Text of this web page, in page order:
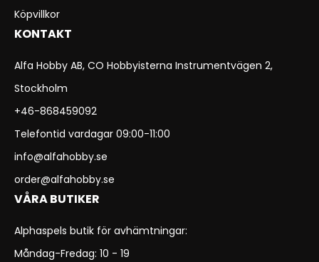
Köpvillkor
KONTAKT
Alfa Hobby AB, CO Hobbyisterna Instrumentvägen 2,
Stockholm
+46-868459092
Telefontid vardagar 09:00-11:00
info@alfahobby.se
order@alfahobby.se
VÅRA BUTIKER
Alphaspels butik för avhämtningar:
Måndag-Fredag: 10 - 19